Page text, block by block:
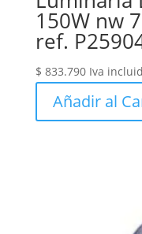
150W nw
ref.
$ 833.790 Iva
Añadir al